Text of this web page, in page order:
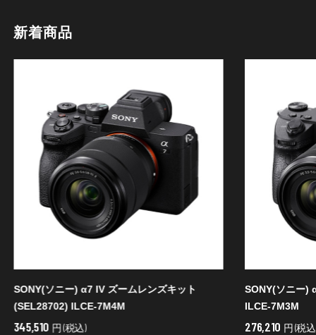
新着商品
SONY(ソニー) α7 IV ズームレンズキット
(SEL28702) ILCE-7M4M
345,510 円 (税込)
SONY(ソニー)
ILCE-7M3M
276,210 円 (税